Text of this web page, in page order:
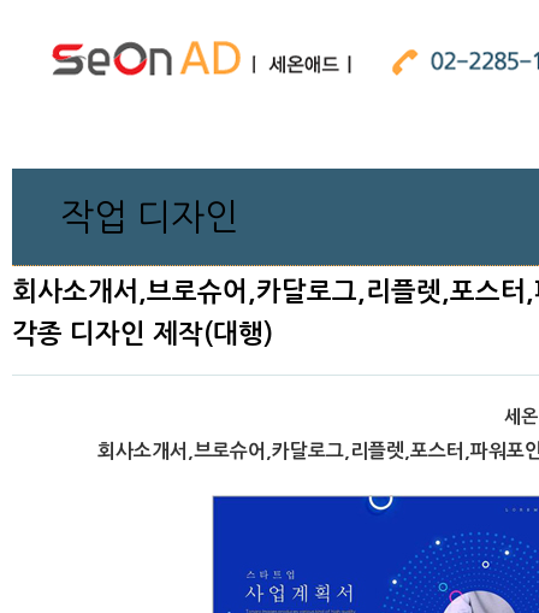
작업 디자인
회사소개서,브로슈어,카달로그,리플렛,포스
각종 디자인 제작(대행)
세
회사소개서,브로슈어,카달로그,리플렛,포스터,파워포